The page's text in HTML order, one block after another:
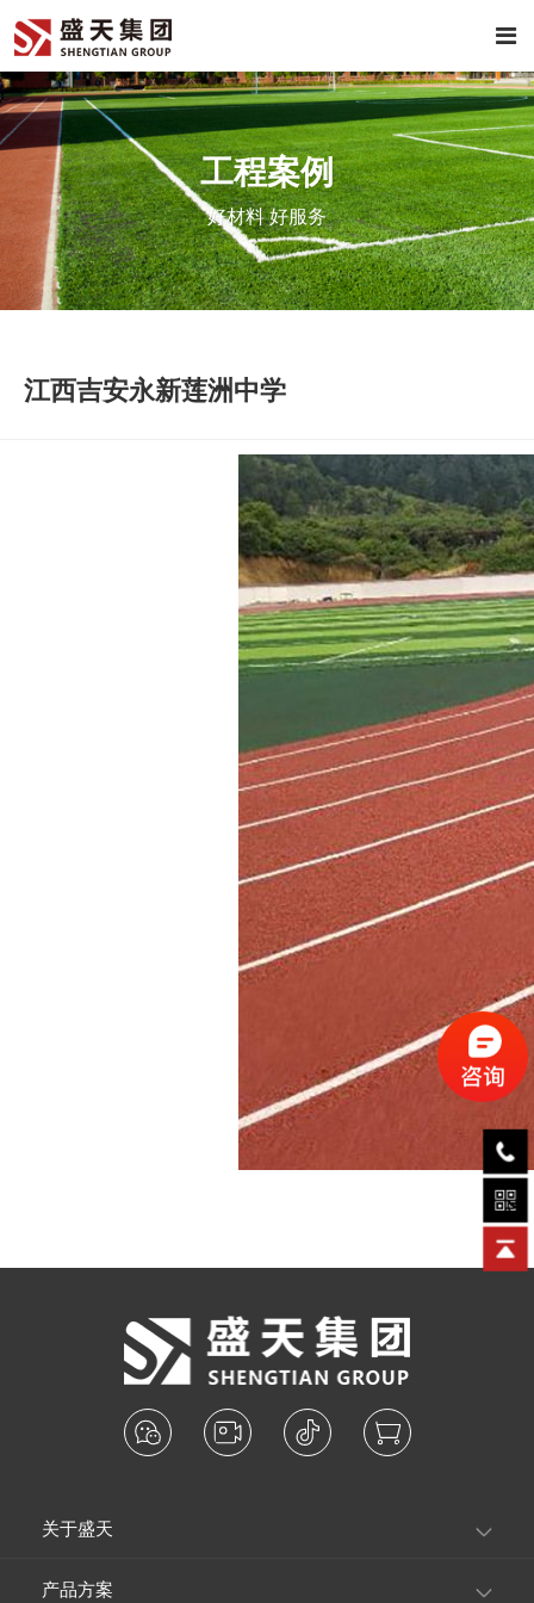
工程案例
好材料 好服务
江西吉安永新莲洲中学
关于盛天
产品方案